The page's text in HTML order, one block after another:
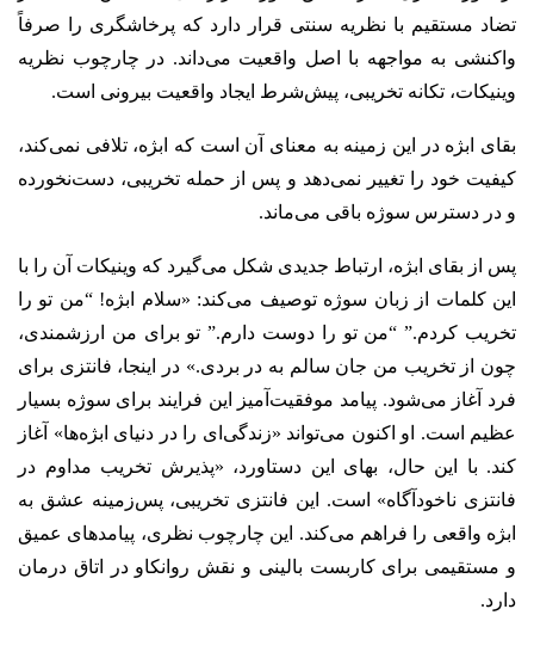
تضاد مستقیم با نظریه سنتی قرار دارد که پرخاشگری را صرفاً
واکنشی به مواجهه با اصل واقعیت می‌داند. در چارچوب نظریه
وینیکات، تکانه تخریبی، پیش‌شرط ایجاد واقعیت بیرونی است.
بقای ابژه در این زمینه به معنای آن است که ابژه، تلافی نمی‌کند،
کیفیت خود را تغییر نمی‌دهد و پس از حمله تخریبی، دست‌نخورده
و در دسترس سوژه باقی می‌ماند.
پس از بقای ابژه، ارتباط جدیدی شکل می‌گیرد که وینیکات آن را با
این کلمات از زبان سوژه توصیف می‌کند: «سلام ابژه! “من تو را
تخریب کردم.” “من تو را دوست دارم.” تو برای من ارزشمندی،
چون از تخریب من جان سالم به در بردی.» در اینجا، فانتزی برای
فرد آغاز می‌شود. پیامد موفقیت‌آمیز این فرایند برای سوژه بسیار
عظیم است. او اکنون می‌تواند «زندگی‌ای را در دنیای ابژه‌ها» آغاز
کند. با این حال، بهای این دستاورد، «پذیرش تخریب مداوم در
فانتزی ناخودآگاه» است. این فانتزی تخریبی، پس‌زمینه عشق به
ابژه واقعی را فراهم می‌کند. این چارچوب نظری، پیامدهای عمیق
و مستقیمی برای کاربست بالینی و نقش روانکاو در اتاق درمان
دارد.